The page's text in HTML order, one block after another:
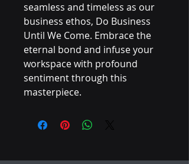
seamless and timeless as our
business ethos, Do Business
Until We Come. Embrace the
eternal bond and infuse your
workspace with profound
sentiment through this
masterpiece.